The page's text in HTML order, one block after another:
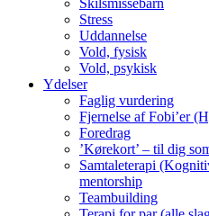
Skilsmissebarn
Stress
Uddannelse
Vold, fysisk
Vold, psykisk
Ydelser
Faglig vurdering
Fjernelse af Fobi’er
Foredrag
’Kørekort’ – til dig
Samtaleterapi
mentorship
Teambuilding